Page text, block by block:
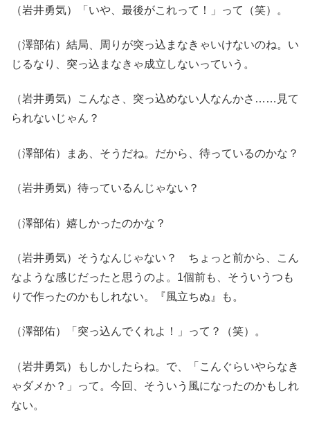
（岩井勇気）「いや、最後がこれって！」って（笑）。
（澤部佑）結局、周りが突っ込まなきゃいけないのね。い
じるなり、突っ込まなきゃ成立しないっていう。
（岩井勇気）こんなさ、突っ込めない人なんかさ……見て
られないじゃん？
（澤部佑）まあ、そうだね。だから、待っているのかな？
（岩井勇気）待っているんじゃない？
（澤部佑）嬉しかったのかな？
（岩井勇気）そうなんじゃない？ ちょっと前から、こん
なような感じだったと思うのよ。1個前も、そういうつも
りで作ったのかもしれない。『風立ちぬ』も。
（澤部佑）「突っ込んでくれよ！」って？（笑）。
（岩井勇気）もしかしたらね。で、「こんぐらいやらなき
ゃダメか？」って。今回、そういう風になったのかもしれ
ない。